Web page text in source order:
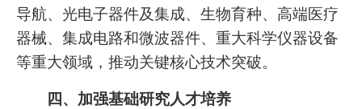
导航、光电子器件及集成、生物育种、高端医疗
器械、集成电路和微波器件、重大科学仪器设备
等重大领域，推动关键核心技术突破。
四、加强基础研究人才培养